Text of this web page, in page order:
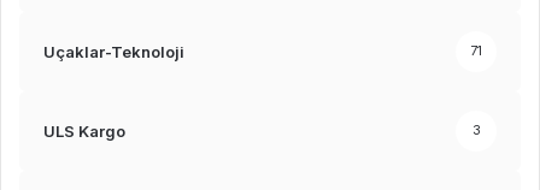
Uçaklar-Teknoloji 71
ULS Kargo 3